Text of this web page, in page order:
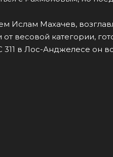
Ислам Махачев,
весовой категории,
311 в Лос-Анджелесе он